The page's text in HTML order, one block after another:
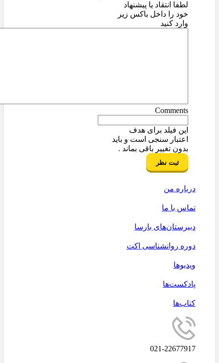
لطفا انتقاد یا پیشنهاد
خود را داخل باکس زیر
وارد کنید
Comments
این فیلد برای هدف
اعتبار سنجی است و باید
بدون تغییر باقی بماند .
درباره من
تماس با ما
دبیرستان‌های بارسا
دوره روانشناسی اکت
ویدیوها
پادکست‌ها
کتاب‌ها
021-22677917